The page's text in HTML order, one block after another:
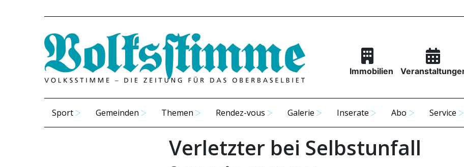
Immobilien
Sport Gemeinden Themen Rendez-vous Galerie Inserate Abo Service
Verletzter bei Selbstunfall